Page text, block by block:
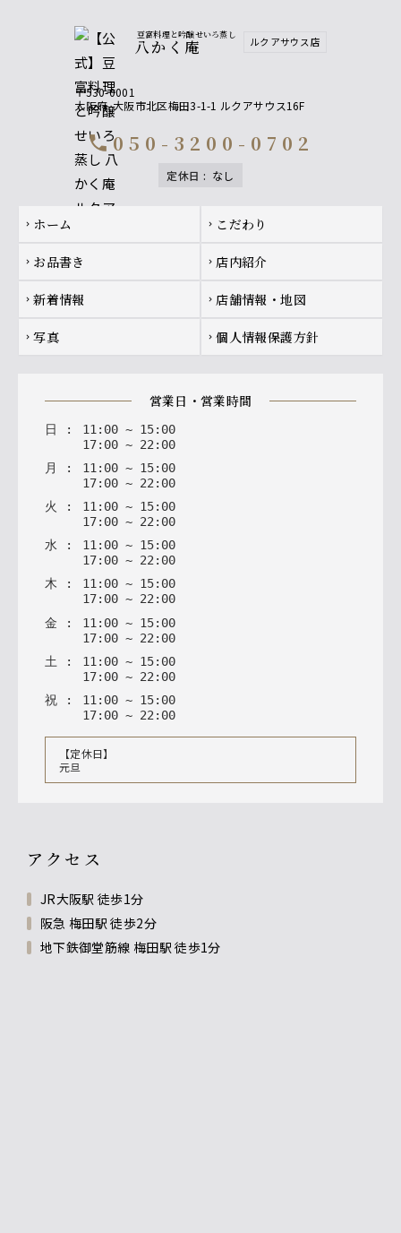
豆富料理と吟醸せいろ蒸し
八かく庵 ルクアサウス店
〒530-0001
大阪府 大阪市北区梅田3-1-1 ルクアサウス16F
call050-3200-0702
定休日 : なし
Footer navigation
chevron_right ホーム chevron_right こだわり
chevron_right お品書き chevron_right 店内紹介
chevron_right 新着情報 chevron_right 店舗情報・地図
chevron_right 写真 chevron_right 個人情報保護方針
営業日・営業時間
日 : 11 : 00 ~ 15: 00
17: 00 ~ 22 : 00
月
: 11 : 00 ~ 15: 00
17: 00 ~ 22 : 00
火
: 11 : 00 ~ 15: 00
17: 00 ~ 22 : 00
水 : 11: 00 ~ 15: 00
17: 00 ~ 22: 00
木 : 11: 00 ~ 15: 00
17: 00 ~ 22: 00
金 : 11 : 00 ~ 15: 00
17: 00 ~ 22 : 00
土 : 11 : 00 ~ 15: 00
17: 00 ~ 22 : 00
祝 : 11 : 00 ~ 15: 00
17: 00 ~ 22 : 00
【定休日】
元旦
アクセス
JR大阪駅 徒歩1分
阪急 梅田駅 徒歩2分
地下鉄御堂筋線 梅田駅 徒歩1分